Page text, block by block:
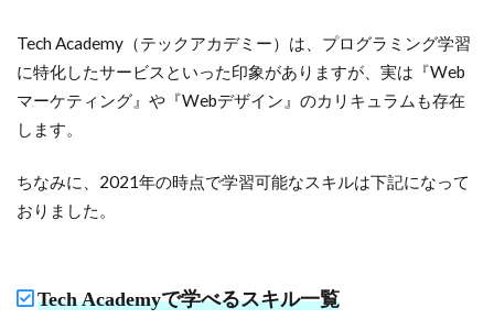
Tech Academy（テックアカデミー）は、プログラミング学習
に特化したサービスといった印象がありますが、実は『Web
マーケティング』や『Webデザイン』のカリキュラムも存在
します。
ちなみに、2021年の時点で学習可能なスキルは下記になって
おりました。
Tech Academyで学べるスキル一覧